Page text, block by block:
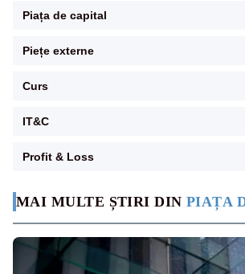
MAI MULTE ȘTIRI DIN PIAȚA
Piața de capital
Piețe externe
Curs
IT&C
Profit & Loss